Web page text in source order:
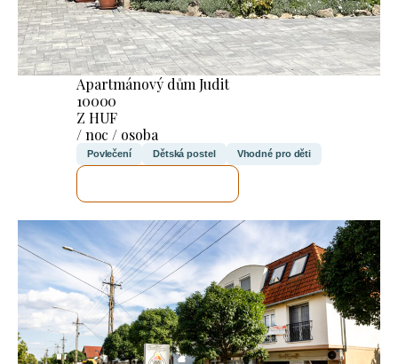
Apartmánový dům Judit
10000
Z HUF
/ noc / osoba
Povlečení Dětská postel Vhodné pro děti